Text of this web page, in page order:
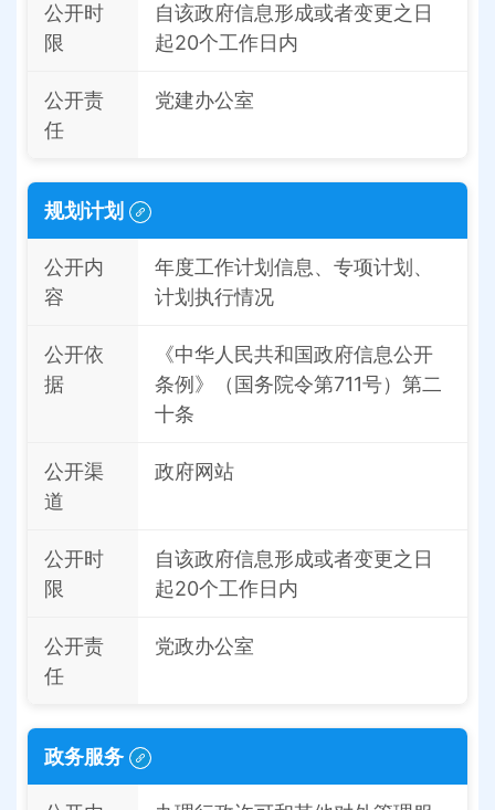
公开时
限
自该政府信息形成或者变更之日
起20个工作日内
公开责
任
党建办公室
规划计划
公开内
容
年度工作计划信息、专项计划、
计划执行情况
公开依
据
《中华人民共和国政府信息公开
条例》（国务院令第711号）第二
十条
公开渠
道
政府网站
公开时
限
自该政府信息形成或者变更之日
起20个工作日内
公开责
任
党政办公室
政务服务